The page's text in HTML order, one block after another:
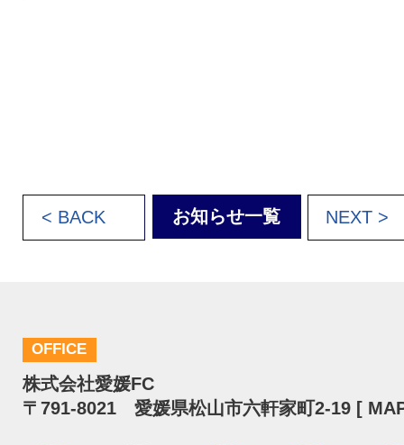
< BACK お知らせ一覧 NEXT >
OFFICE
株式会社愛媛FC
〒791-8021 愛媛県松山市六軒家町2-19 [